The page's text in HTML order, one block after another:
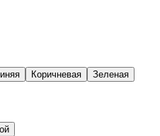
Коричневая Зеленая